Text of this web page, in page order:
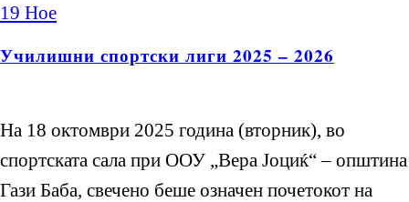
19 Ное
Училишни спортски лиги 2025 – 2026
На 18 октомври 2025 година (вторник), во
спортската сала при ООУ „Вера Јоциќ“ – општина
Гази Баба, свечено беше означен почетокот на